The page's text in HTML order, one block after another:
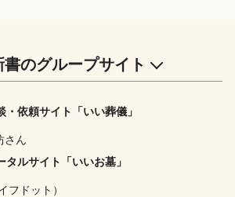
書のグループサイト
・依頼サイト「いい葬儀」
さん
タルサイト「いいお墓」
フドット）